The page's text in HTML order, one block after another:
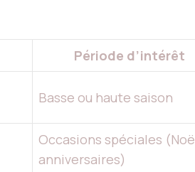
Période d’intérêt
Basse ou haute saison
Occasions spéciales
anniversaires)